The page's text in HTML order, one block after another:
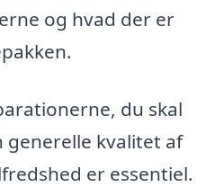
og hvad der er
du skal
generelle kvalitet af
er essentiel.